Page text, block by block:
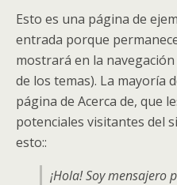
Esto es una página de
entrada porque
mostrará en la
de los temas). La mayoría
página de Acerca de, que
potenciales visitantes del
esto::
¡Hola! Soy mensajero